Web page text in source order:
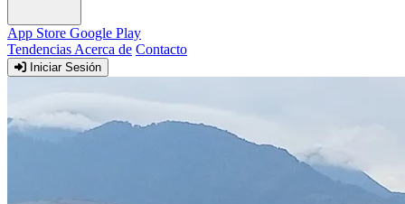
App Store Google Play
Tendencias Acerca de Contacto
Iniciar Sesión